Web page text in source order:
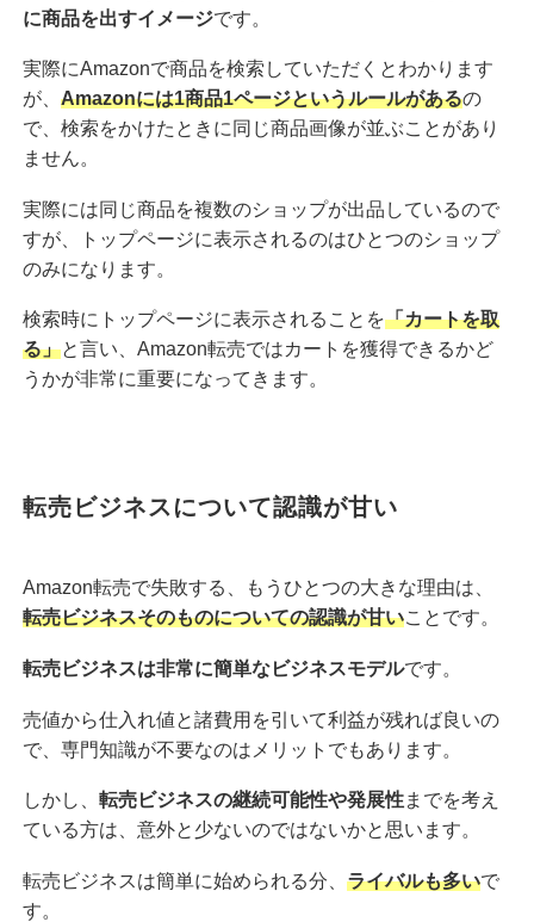
に商品を出すイメージです。
実際にAmazonで商品を検索していただくとわかります
が、 Amazonには1商品1ページというルールがあるの
で、検索をかけたときに同じ商品画像が並ぶことがあり
ません。
実際には同じ商品を複数のショップが出品しているので
すが、トップページに表示されるのはひとつのショップ
のみになります。
検索時にトップページに表示されることを「カートを取
る」と言い、Amazon転売ではカートを獲得できるかど
うかが非常に重要になってきます。
転売ビジネスについて認識が甘い
Amazon転売で失敗する、もうひとつの大きな理由は、
転売ビジネスそのものについての認識が甘いことです。
転売ビジネスは非常に簡単なビジネスモデルです。
売値から仕入れ値と諸費用を引いて利益が残れば良いの
で、専門知識が不要なのはメリットでもあります。
しかし、 転売ビジネスの継続可能性や発展性までを考え
ている方は、意外と少ないのではないかと思います。
転売ビジネスは簡単に始められる分、 ライバルも多いで
す。